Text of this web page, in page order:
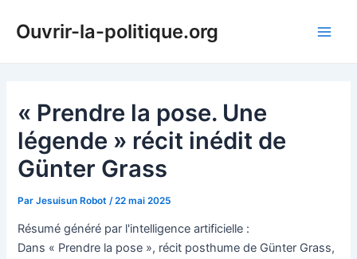
Ouvrir-la-politique.org
« Prendre la pose. Une
légende » récit inédit de
Günter Grass
ParJesuisun Robot /22 mai 2025
Résumé généré par l'intelligence artificielle :
Dans « Prendre la pose », récit posthume de Günter Grass,